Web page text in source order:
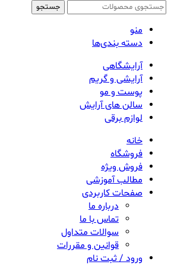
جستجو
منو
دسته بندی‌ها
آرایشگاهی
آرایشی و گریم
پوست و مو
سالن های آرایش
لوازم برقی
خانه
فروشگاه
فروش ویژه
مطالب آموزشی
صفحات کاربردی
درباره ما
تماس با ما
سوالات متداول
قوانین و مقررات
ورود / ثبت نام